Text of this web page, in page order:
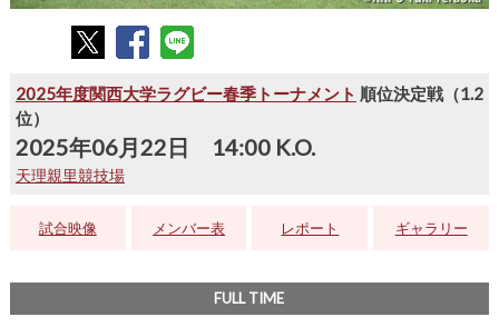
2025年度関西大学ラグビー春季トーナメント 順位決定戦（1.2
位）
2025年06月22日 14:00 K.O.
天理親里競技場
試合映像 メンバー表 レポート ギャラリー
FULL TIME